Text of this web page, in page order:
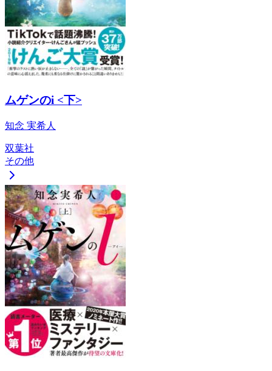
ムゲンのi <下>
知念 実希人
双葉社
その他